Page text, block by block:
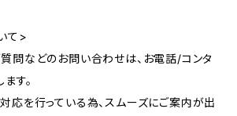
て>
問などのお問い合わせは、お電話/コンタ
す。
応を行っている為、スムーズにご案内が出